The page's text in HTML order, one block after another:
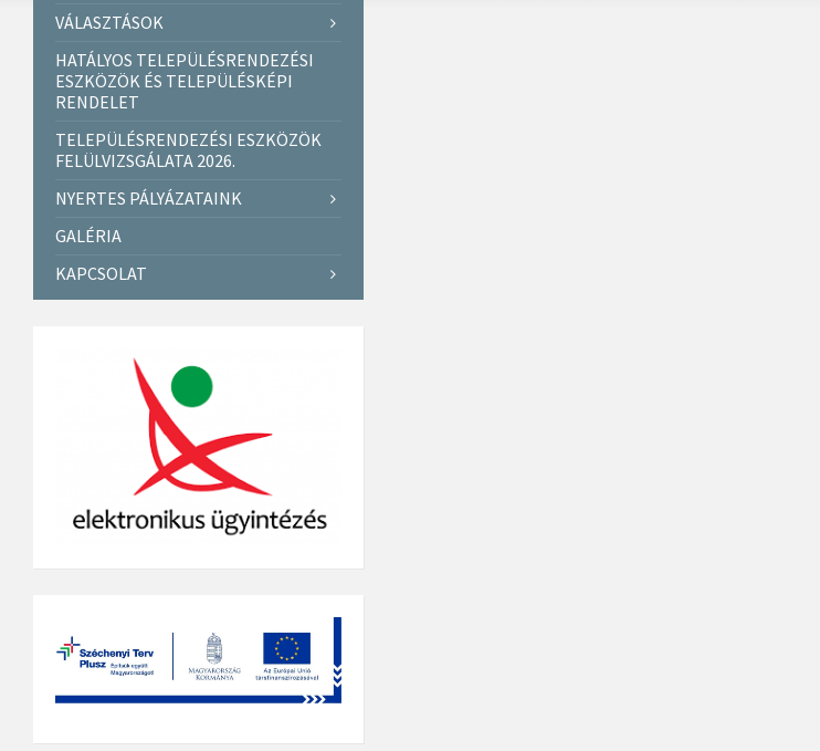
VÁLASZTÁSOK
HATÁLYOS TELEPÜLÉSRENDEZÉSI
ESZKÖZÖK ÉS TELEPÜLÉSKÉPI
RENDELET
TELEPÜLÉSRENDEZÉSI ESZKÖZÖK
FELÜLVIZSGÁLATA 2026.
NYERTES PÁLYÁZATAINK
GALÉRIA
KAPCSOLAT